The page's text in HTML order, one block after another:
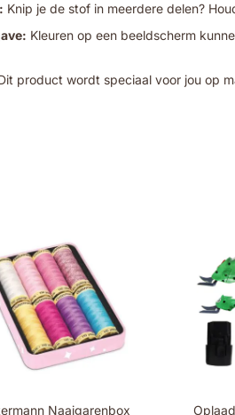
Knip je de stof in meerdere delen?
Kleuren op een beeldscherm
product wordt speciaal voor jou op
Naaigarenbox